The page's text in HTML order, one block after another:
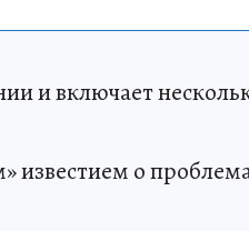
и включает
известием о